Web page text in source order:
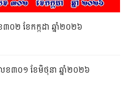
០២ ខែកក្កដា ឆ្នាំ២០២៦
េខ៣០១ ខែមិថុនា ឆ្នាំ២០២៦